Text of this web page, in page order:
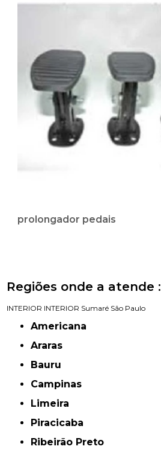
prolongador pedais
Regiões onde a atende :
INTERIOR INTERIOR Sumaré São Paulo
Americana
Araras
Bauru
Campinas
Limeira
Piracicaba
Ribeirão Preto